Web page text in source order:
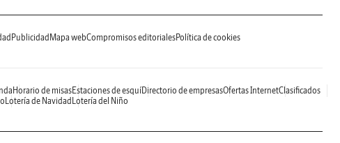
Publicidad Mapa webCompromisos editorialesPolítica de cookies
Horario de misasEstaciones de esquíDirectorio de empresasOfertas InternetClasificados
Lotería de Navidad Lotería del Niño